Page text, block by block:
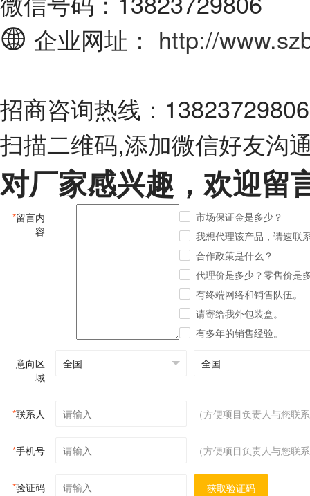
企业网址： http://
招商咨询热线：
扫描二维码,添加微信好友沟
对厂家感兴趣，欢迎留
*留言内
容
市场保证金是多少？
我想代理该产品，请速联
合作政策是什么？
代理价是多少？零售价是
有终端网络和销售队伍。
请寄给我外包装盒。
有多年的销售经验。
意向区
域
*联系人 （方便项目负责人与您联
*手机号 （方便项目负责人与您联
*验证码 获取验证码